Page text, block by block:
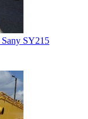
SY215